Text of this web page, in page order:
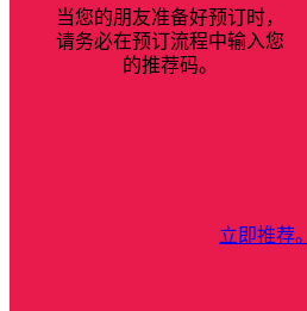
当您的朋友准备好预订时，
请务必在预订流程中输入您
的推荐码。
立即推荐。